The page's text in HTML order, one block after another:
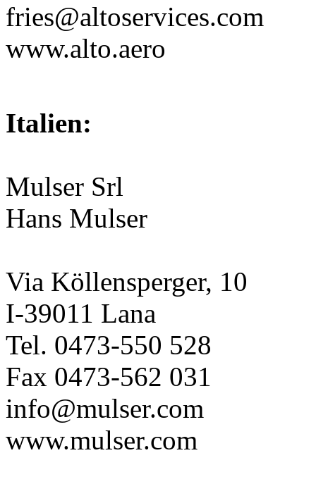
fries@altoservices.com
www.alto.aero
Italien:
Mulser Srl
Hans Mulser
Via Köllensperger, 10
I-39011 Lana
Tel. 0473-550 528
Fax 0473-562 031
info@mulser.com
www.mulser.com